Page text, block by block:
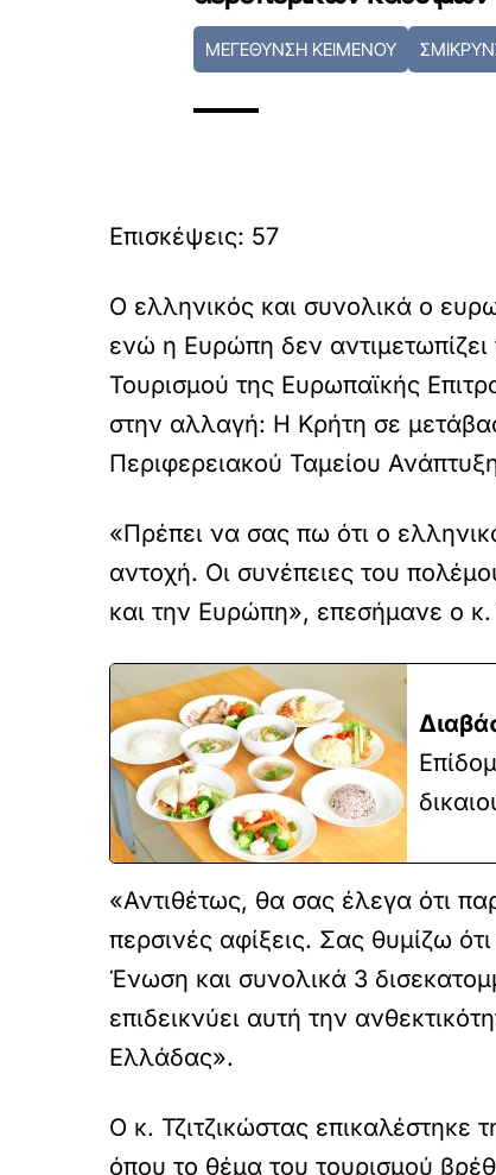
ΜΕΓΕΘΥΝΣΗ ΚΕΙΜΕΝΟΥ
Επισκέψεις: 57
Ο ελληνικός και συνολικά ο
ενώ η Ευρώπη δεν
Τουρισμού της Ευρωπαϊκής
στην αλλαγή: Η Κρήτη σε
Περιφερειακού Ταμείου
«Πρέπει να σας πω ότι ο
αντοχή. Οι συνέπειες του
και την Ευρώπη», επεσήμανε ο κ.
«Αντιθέτως, θα σας έλεγα ότι
περσινές αφίξεις. Σας θυμίζω
Ένωση και συνολικά 3
επιδεικνύει αυτή την
Ελλάδας».
Ο κ. Τζιτζικώστας επικαλέστηκε
όπου το θέμα του τουρισμού